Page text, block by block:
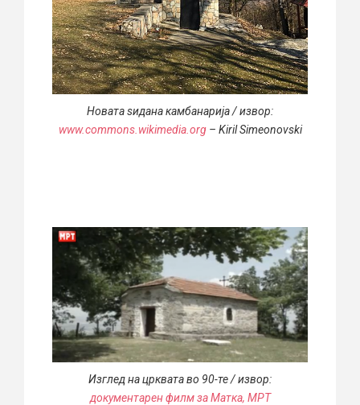
Новата ѕидана камбанарија / извор:
www.commons.wikimedia.org– Kiril Simeonovski
Изглед на црквата во 90-те / извор:
документарен филм за Матка, МРТ